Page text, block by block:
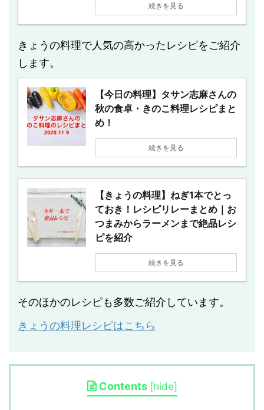
続きを見る
きょうの料理で人気の高かったレシピをご紹介
します。
【今日の料理】タサン志麻さんの
秋の食卓・きのこ料理レシピまと
め！
続きを見る
【きょうの料理】ねぎ1本でとっ
ておき！レシピリレーまとめ｜お
つまみからラーメンまで絶品レシ
ピを紹介
続きを見る
そのほかのレシピも多数ご紹介しています。
きょうの料理レシピはこちら
Contents [hide]